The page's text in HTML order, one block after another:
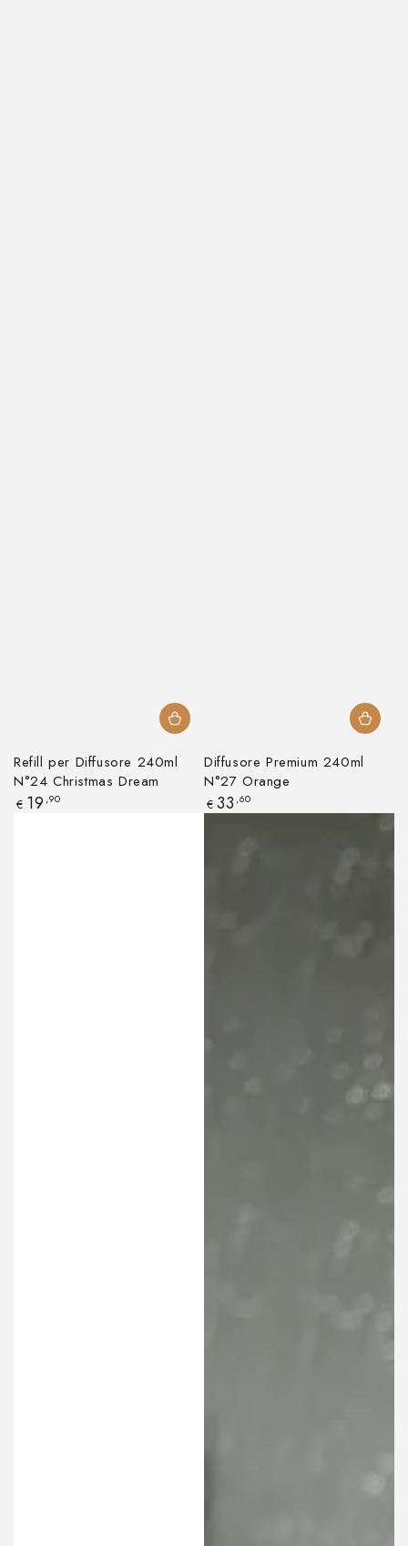
Refill per Diffusore 240ml
N°24 Christmas Dream
Prezzo
€ 19 ,90
Diffusore Premium 240ml
N°27 Orange
Prezzo
regolare
€ 33 ,60